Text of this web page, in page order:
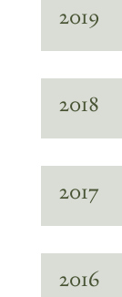
2019
2018
2017
2016